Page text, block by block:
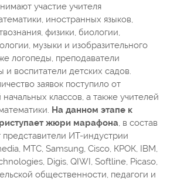
участие учителя
иностранных языков,
физики, биологии,
музыки и изобразительного
логопеды, преподаватели
и воспитатели детских садов.
заявок поступило от
классов, а также учителей
На данном этапе к
жюри марафона, в состав
представители ИТ-индустрии
МТС, Samsung, Cisco, КРОК, IBM,
Digis, QIWI, Softline, Picaso,
общественности, педагоги и